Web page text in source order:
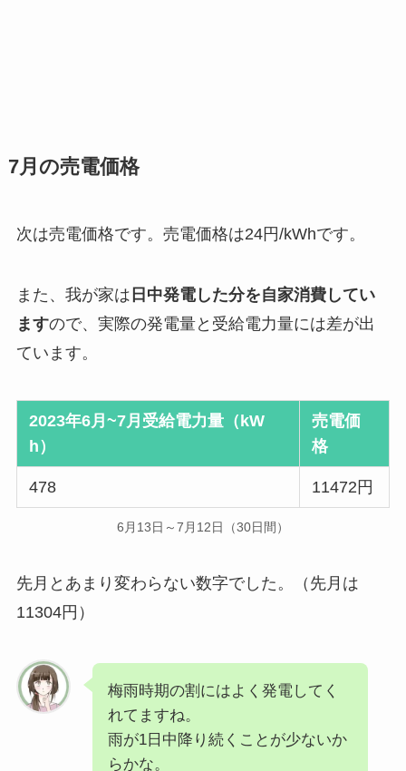
7月の売電価格
次は売電価格です。売電価格は24円/kWhです。
また、我が家は 日中発電した分を自家消費してい
ますので、実際の発電量と受給電力量には差が出
ています。
2023年6月~7月受給電力量（kW
h）
売電価
格
478 11472円
6月13日～7月12日（30日間）
先月とあまり変わらない数字でした。（先月は
11304円）
梅雨時期の割にはよく発電してく
れてますね。
雨が1日中降り続くことが少ないか
らかな。